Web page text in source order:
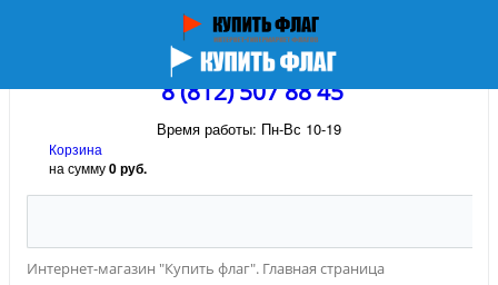
8 (812) 507 88 45
Время работы: Пн-Вс 10-19
Корзина
на сумму0 руб.
Интернет-магазин "Купить флаг". Главная страница